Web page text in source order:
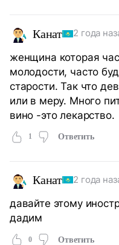
Канат 2 года
женщина которая
молодости, часто
старости. Так что
или в меру. Много
вино -это лекарство.
1 Ответить
Канат 2 года
давайте этому
дадим
0 Ответить